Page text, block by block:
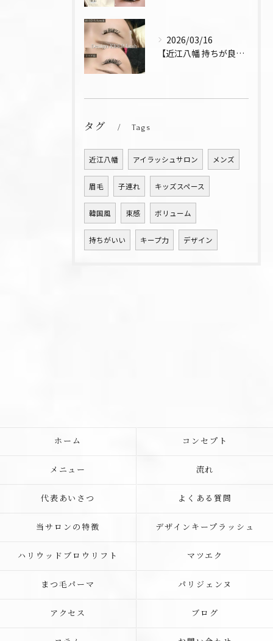
2026/03/16
【近江八幡 持ちが良い お得 マツエク リペア デザインキー...
タグ Tags
近江八幡 アイラッシュサロン メンズ
眉毛 子連れ キッズスペース
韓国風 束感 ボリューム
持ちがいい キープ力 デザイン
ホーム コンセプト
メニュー 流れ
代表あいさつ よくある質問
当サロンの特徴 デザインキープラッシュ
ハリウッドブロウリフト マツエク
まつ毛パーマ パリジェンヌ
アクセス ブログ